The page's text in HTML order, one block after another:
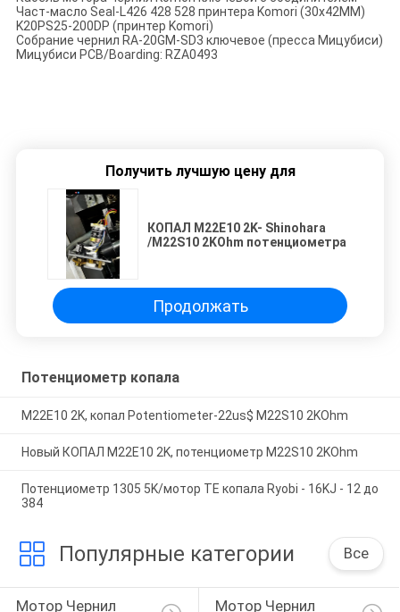
Част-масло Seal-L426 428 528 принтера Komori (30x42MM)
K20PS25-200DP (принтер Komori)
Собрание чернил RA-20GM-SD3 ключевое (пресса Мицубиси)
Мицубиси PCB/Boarding: RZA0493
Получить лучшую цену для
КОПАЛ M22E10 2K- Shinohara
/M22S10 2KOhm потенциометра
Продолжать
Потенциометр копала
M22E10 2K, копал Potentiometer-22us$ M22S10 2KOhm
Новый КОПАЛ M22E10 2K, потенциометр M22S10 2KOhm
Потенциометр 1305 5K/мотор TE копала Ryobi - 16KJ - 12 до
384
Популярные категории Все
Мотор Чернил Мотор Чернил